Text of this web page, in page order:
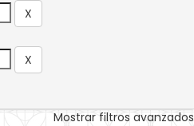
Mostrar filtros avanzados